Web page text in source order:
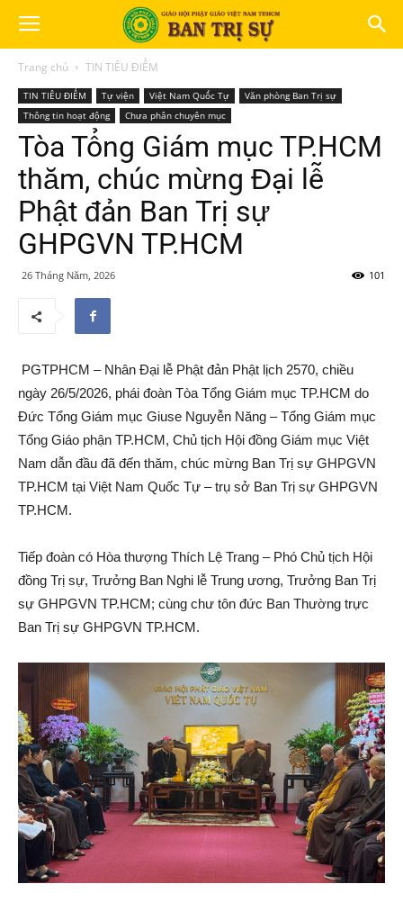
Trang chủ TIN TIÊU ĐIỂM
TIN TIÊU ĐIỂM Tự viện Việt Nam Quốc Tự
Văn phòng Ban Trị sự
Thông tin hoạt động
Chưa phân chuyên mục
Tòa Tổng Giám mục TP.HCM
thăm, chúc mừng Đại lễ
Phật đản Ban Trị sự
GHPGVN TP.HCM
26 Tháng Năm, 2026 101
PGTPHCM – Nhân Đại lễ Phật đản Phật lịch 2570, chiều
ngày 26/5/2026, phái đoàn Tòa Tổng Giám mục TP.HCM do
Đức Tổng Giám mục Giuse Nguyễn Năng – Tổng Giám mục
Tổng Giáo phận TP.HCM, Chủ tịch Hội đồng Giám mục Việt
Nam dẫn đầu đã đến thăm, chúc mừng Ban Trị sự GHPGVN
TP.HCM tại Việt Nam Quốc Tự – trụ sở Ban Trị sự GHPGVN
TP.HCM.
Tiếp đoàn có Hòa thượng Thích Lệ Trang – Phó Chủ tịch Hội
đồng Trị sự, Trưởng Ban Nghi lễ Trung ương, Trưởng Ban Trị
sự GHPGVN TP.HCM; cùng chư tôn đức Ban Thường trực
Ban Trị sự GHPGVN TP.HCM.